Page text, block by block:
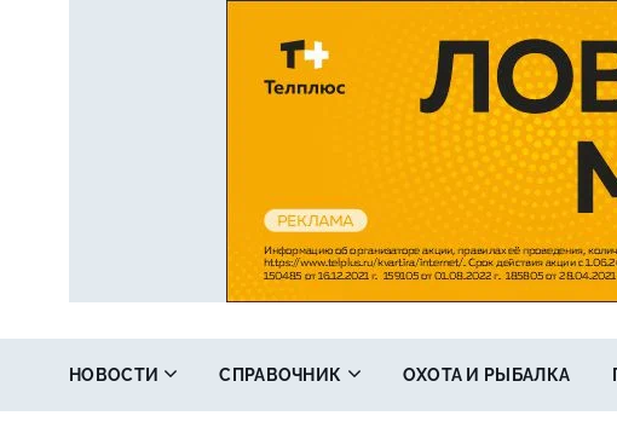
НОВОСТИ СПРАВОЧНИК ОХОТА И РЫБАЛКА